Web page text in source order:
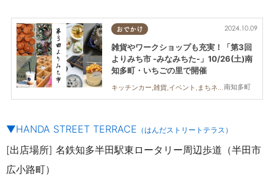
おでかけ
南知多町
2024.10.09
雑貨やワークショップも充実！「第3回
よりみち市 -みなみちた-」10/26(土)南
知多町・いちごの里で開催
▼HANDA STREET TERRACE （はんだストリートテラス）
[出店場所] 名鉄知多半田駅東ロータリー周辺歩道（半田市
広小路町）